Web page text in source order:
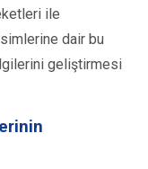
ile
dair bu
geliştirmesi